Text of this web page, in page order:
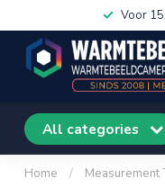
Voor
All categories
Home / Measurement